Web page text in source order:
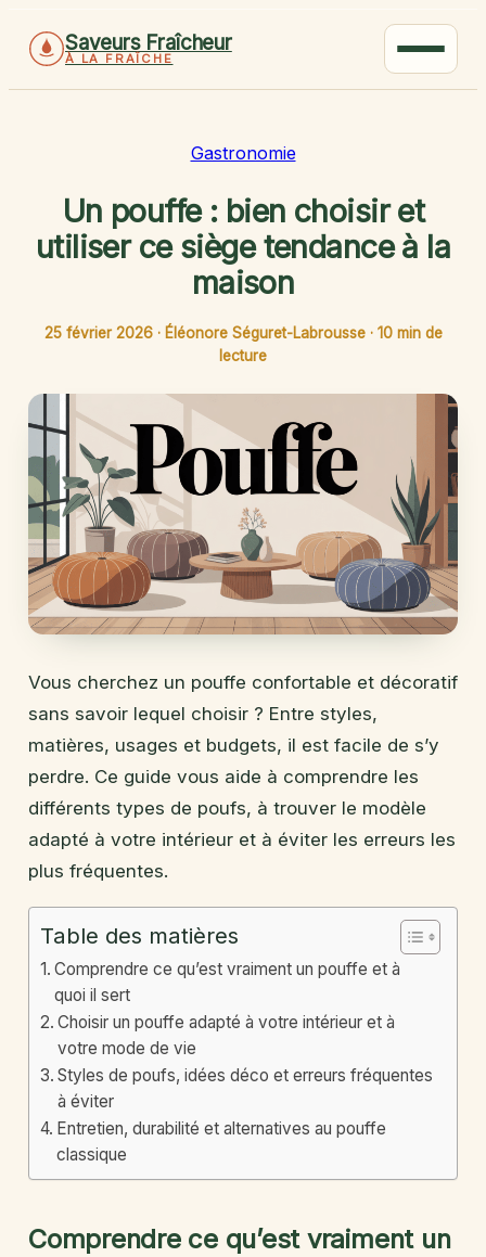
Saveurs Fraîcheur
À LA FRAÎCHE
Gastronomie
Un pouffe : bien choisir et
utiliser ce siège tendance à la
maison
25 février 2026 · Éléonore Séguret-Labrousse · 10 min de
lecture
Vous cherchez un pouffe confortable et décoratif
sans savoir lequel choisir ? Entre styles,
matières, usages et budgets, il est facile de s’y
perdre. Ce guide vous aide à comprendre les
différents types de poufs, à trouver le modèle
adapté à votre intérieur et à éviter les erreurs les
plus fréquentes.
Table des matières
Comprendre ce qu’est vraiment un pouffe et à
quoi il sert
Choisir un pouffe adapté à votre intérieur et à
votre mode de vie
Styles de poufs, idées déco et erreurs fréquentes
à éviter
Entretien, durabilité et alternatives au pouffe
classique
Comprendre ce qu’est vraiment un